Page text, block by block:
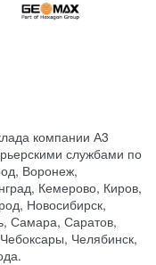
компании А3
службами по
Воронеж,
Кемерово, Киров,
Новосибирск,
Самара, Саратов,
Челябинск,